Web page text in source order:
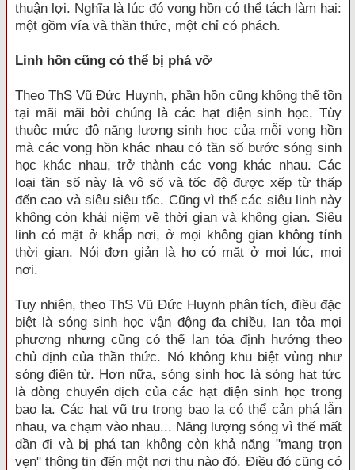
thuận lợi. Nghĩa là lúc đó vong hồn có thể tách làm hai:
một gồm vía và thần thức, một chỉ có phách.
Linh hồn cũng có thể bị phá vỡ
Theo ThS Vũ Đức Huynh, phần hồn cũng không thể tồn
tại mãi mãi bởi chúng là các hạt điện sinh học. Tùy
thuộc mức độ năng lượng sinh học của mỗi vong hồn
mà các vong hồn khác nhau có tần số bước sóng sinh
học khác nhau, trở thành các vong khác nhau. Các
loại tần số này là vô số và tốc độ được xếp từ thấp
đến cao và siêu siêu tốc. Cũng vì thế các siêu linh này
không còn khái niệm về thời gian và không gian. Siêu
linh có mặt ở khắp nơi, ở mọi không gian không tính
thời gian. Nói đơn giản là họ có mặt ở mọi lúc, mọi
nơi.
Tuy nhiên, theo ThS Vũ Đức Huynh phân tích, điều đặc
biệt là sóng sinh học vận động đa chiều, lan tỏa mọi
phương nhưng cũng có thể lan tỏa định hướng theo
chủ định của thần thức. Nó không khu biệt vùng như
sóng điện từ. Hơn nữa, sóng sinh học là sóng hạt tức
là dòng chuyển dịch của các hạt điện sinh học trong
bao la. Các hạt vũ trụ trong bao la có thể cản phá lẫn
nhau, va chạm vào nhau... Năng lượng sóng vì thế mất
dần đi và bị phá tan không còn khả năng "mang trọn
vẹn" thông tin đến một nơi thu nào đó. Điều đó cũng có